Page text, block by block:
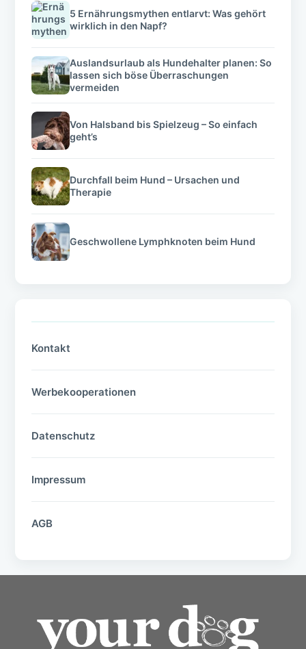
5 Ernährungsmythen entlarvt: Was gehört
wirklich in den Napf?
Auslandsurlaub als Hundehalter planen: So
lassen sich böse Überraschungen
vermeiden
Von Halsband bis Spielzeug – So einfach
geht’s
Durchfall beim Hund – Ursachen und
Therapie
Geschwollene Lymphknoten beim Hund
Kontakt
Werbekooperationen
Datenschutz
Impressum
AGB